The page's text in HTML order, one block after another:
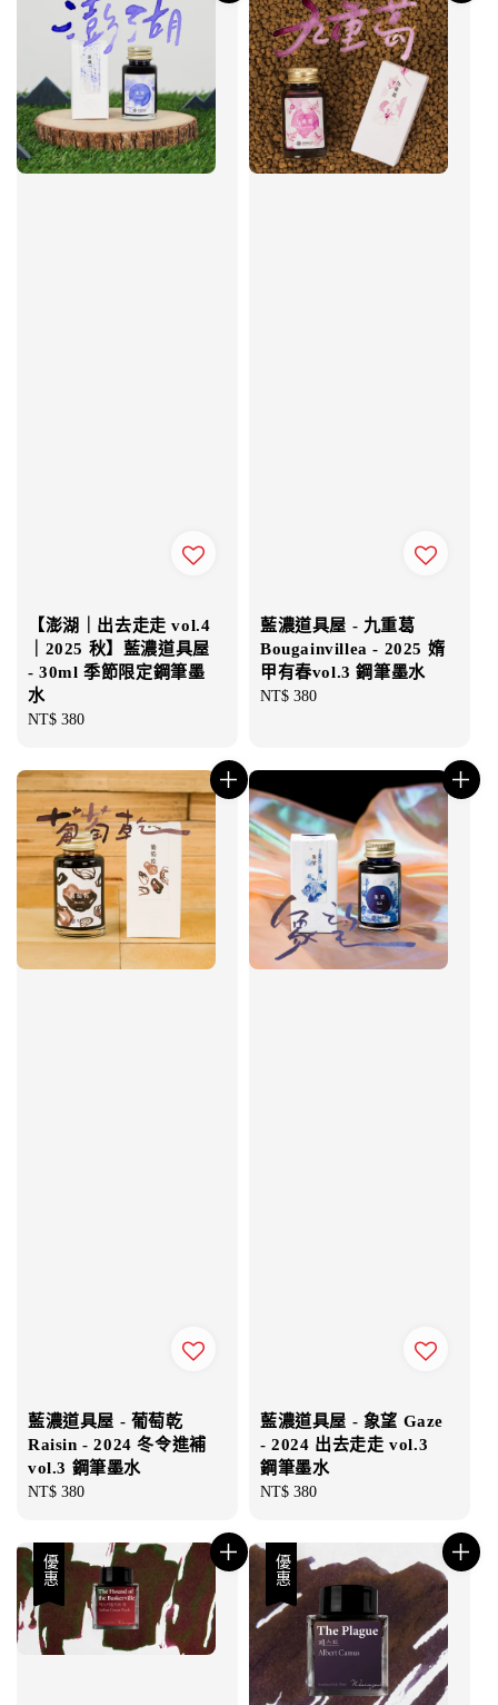
【澎湖｜出去走走 vol.4
｜2025 秋】藍濃道具屋
- 30ml 季節限定鋼筆墨
水
Regular
NT$ 380
藍濃道具屋 - 九重葛
Bougainvillea - 2025 媠
甲有春vol.3 鋼筆墨水
Regular
NT$ 380
藍濃道具屋 - 葡萄乾
Raisin - 2024 冬令進補
vol.3 鋼筆墨水
Regular
NT$ 380
藍濃道具屋 - 象望 Gaze
- 2024 出去走走 vol.3
鋼筆墨水
Regular
NT$ 380
優惠 優惠